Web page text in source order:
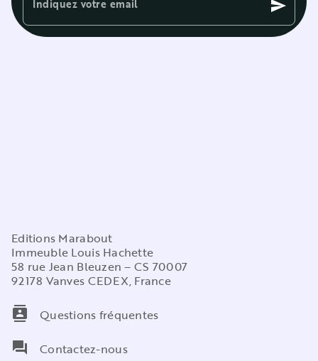
Indiquez votre email send
Editions Marabout
Immeuble Louis Hachette
58 rue Jean Bleuzen – CS 70007
92178 Vanves CEDEX, France
contacts
Questions fréquentes
question_answer
Contactez-nous